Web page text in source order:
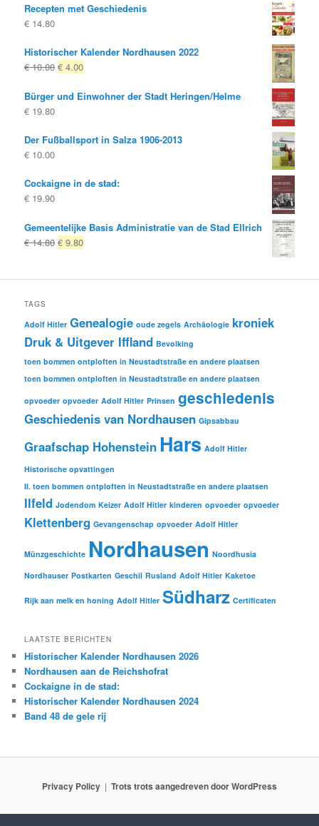
Recepten met Geschiedenis
€ 14.80
Historischer Kalender Nordhausen 2022
€10.00 Oorspronkelijke
was:
€ 4.00Huidige
is:
Bürger und Einwohner der Stadt Heringen/Helme
€ 19.80
Der Fußballsport in Salza 1906-2013
€ 10.00
Cockaigne in de stad:
€ 19.90
Gemeentelijke Basis Administratie van de Stad Ellrich
€14.80 Oorspronkelijke
€ 9.80Huidige
TAGS
Adolf Hitler Genealogie oude zegels Archäologie kroniek
Druk & Uitgever Iffland Bevolking
toen bommen ontploften in Neustadtstraße en andere plaatsen
toen bommen ontploften in Neustadtstraße en andere plaatsen
opvoeder opvoeder Adolf Hitler Prinsen geschiedenis
Geschiedenis van Nordhausen Gipsabbau
Graafschap Hohenstein Hars Adolf Hitler
Historische opvattingen
II. toen bommen ontploften in Neustadtstraße en andere plaatsen
Ilfeld Jodendom Keizer Adolf Hitler kinderen opvoeder opvoeder
Klettenberg Gevangenschap opvoeder Adolf Hitler
Münzgeschichte Nordhausen Noordhusia
Nordhauser Postkarten Geschil Rusland Adolf Hitler Kaketoe
Rijk aan melk en honing Adolf Hitler Südharz Certificaten
LAATSTE BERICHTEN
Historischer Kalender Nordhausen 2026
Nordhausen aan de Reichshofrat
Cockaigne in de stad:
Historischer Kalender Nordhausen 2024
Band 48 de gele rij
Privacy Policy Trots trots aangedreven door WordPress